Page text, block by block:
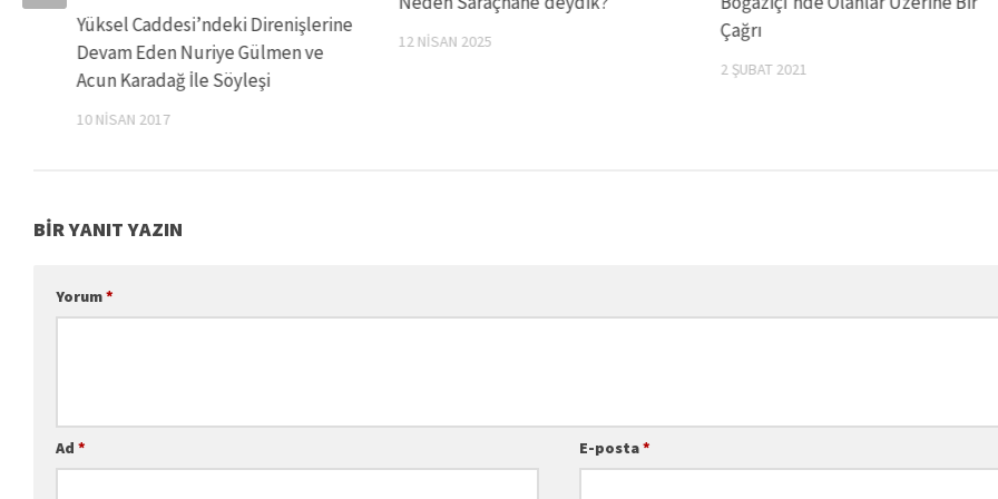
12 NISAN 2025
Çağrı
2 ŞUBAT 2021
Yüksel Caddesi’ndeki Direnişlerine
Devam Eden Nuriye Gülmen ve
Acun Karadağ İle Söyleşi
10 NISAN 2017
BIR YANIT YAZIN
Yorum*
Ad * E-posta*